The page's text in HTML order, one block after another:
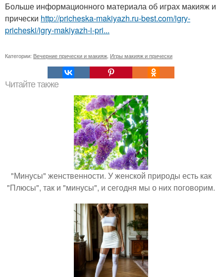
Больше информационного материала об играх макияж и
прически http://pricheska-makiyazh.ru-best.com/igry-
pricheski/igry-makiyazh-i-pri...
Категории: Вечерние прически и макияж Игры макияж и прически
Читайте также
"Минусы" женственности. У женской природы есть как
"Плюсы", так и "минусы", и сегодня мы о них поговорим.